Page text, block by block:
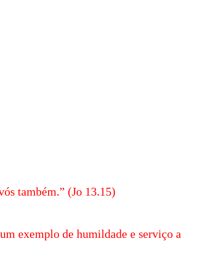
também.” (Jo 13.15)
exemplo de humildade e serviço a